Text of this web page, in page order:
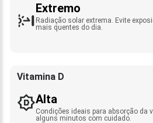
Extremo
Radiação solar extrema. Evite
mais quentes do dia.
Vitamina D
Alta
Condições ideais para absorção da
alguns minutos com cuidado.